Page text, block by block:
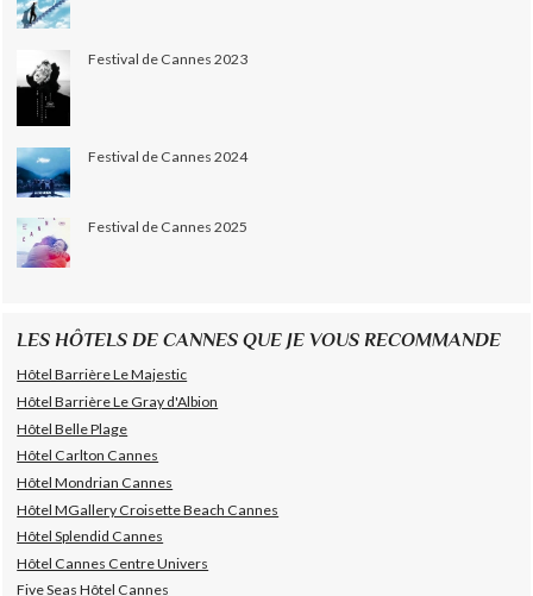
Festival de Cannes 2023
Festival de Cannes 2024
Festival de Cannes 2025
LES HÔTELS DE CANNES QUE JE VOUS RECOMMANDE
Hôtel Barrière Le Majestic
Hôtel Barrière Le Gray d'Albion
Hôtel Belle Plage
Hôtel Carlton Cannes
Hôtel Mondrian Cannes
Hôtel MGallery Croisette Beach Cannes
Hôtel Splendid Cannes
Hôtel Cannes Centre Univers
Five Seas Hôtel Cannes